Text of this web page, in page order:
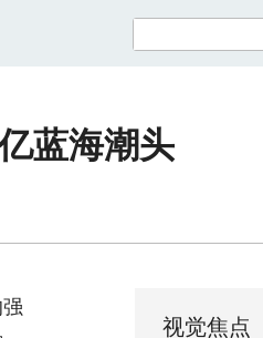
蓝海潮头
视觉焦点